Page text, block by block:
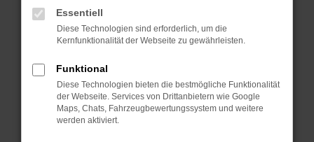
Überprüfe deine Firewall und deine
Internetverbindung.
deine Suchmaschine?
Prüfe deine Browsererweiterungen.
Manche Erweiterungen, wie Werbeblocker,
können das Laden bestimmter Seiten
Essentiell
Diese Technologien sind erforderlich, um die
Kernfunktionalität der Webseite zu gewährleisten.
Funktional
Diese Technologien bieten die bestmögliche Funktionalität
der Webseite. Services von Drittanbietern wie Google
Maps, Chats, Fahrzeugbewertungssystem und weitere
werden aktiviert.